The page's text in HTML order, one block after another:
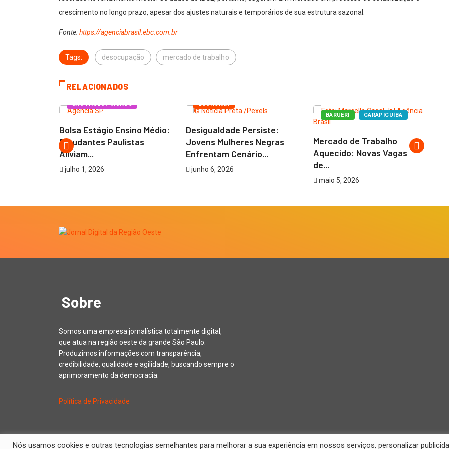
crescimento no longo prazo, apesar dos ajustes naturais e temporários de sua estrutura sazonal.
Fonte:https://agenciabrasil.ebc.com.br
Tags: desocupação mercado de trabalho
RELACIONADOS
SÃO PAULO / MUNDO
Bolsa Estágio Ensino Médio:
Estudantes Paulistas
Aliviam...
julho 1, 2026
ECONOMIA
Desigualdade Persiste:
Jovens Mulheres Negras
Enfrentam Cenário...
junho 6, 2026
BARUERI CARAPICUÍBA
Mercado de Trabalho
Aquecido: Novas Vagas
de...
maio 5, 2026
Sobre
Somos uma empresa jornalística totalmente digital,
que atua na região oeste da grande São Paulo.
Produzimos informações com transparência,
credibilidade, qualidade e agilidade, buscando sempre o
aprimoramento da democracia.
Política de Privacidade
Nós usamos cookies e outras tecnologias semelhantes para melhorar a sua experiência em nossos serviços, personalizar